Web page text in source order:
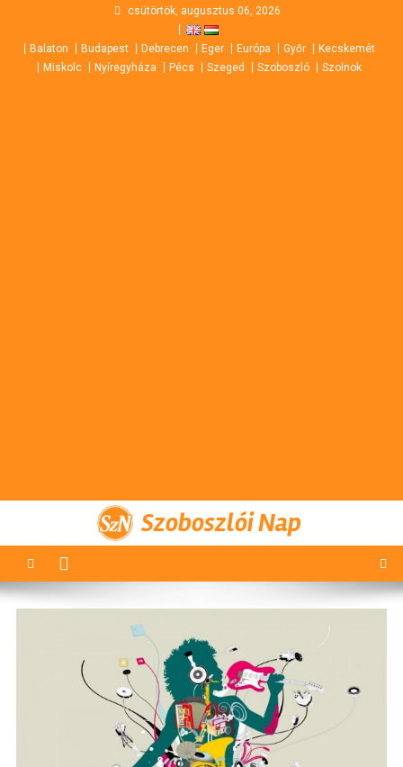
content
csütörtök, augusztus 06, 2026
Balaton Budapest Debrecen Eger Európa Győr
Kecskemét
Miskolc
Nyíregyháza Pécs Szeged Szoboszló Szolnok
Szoboszlói Nap